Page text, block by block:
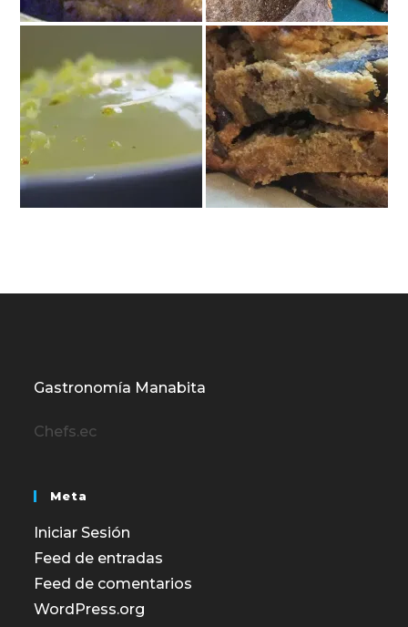
Gastronomía Manabita
Chefs.ec
Meta
Iniciar Sesión
Feed de entradas
Feed de comentarios
WordPress.org